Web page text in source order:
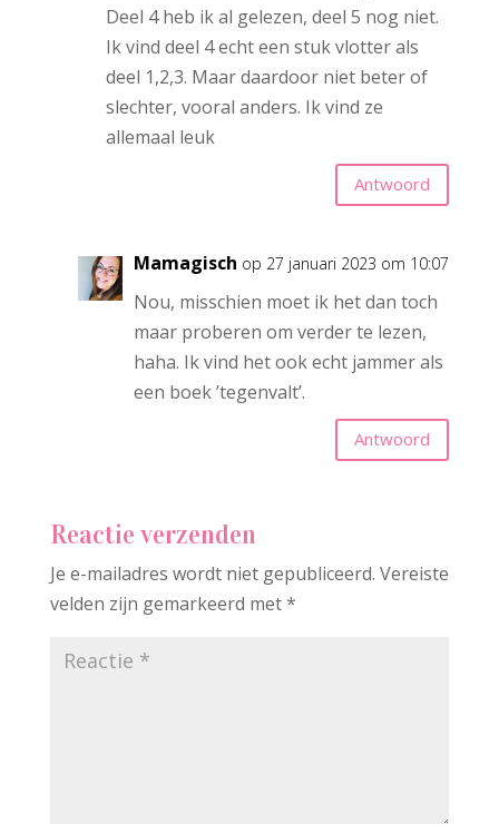
Deel 4 heb ik al gelezen, deel 5 nog niet.
Ik vind deel 4 echt een stuk vlotter als
deel 1,2,3. Maar daardoor niet beter of
slechter, vooral anders. Ik vind ze
allemaal leuk
Antwoord
Mamagisch op 27 januari 2023 om 10:07
Nou, misschien moet ik het dan toch
maar proberen om verder te lezen,
haha. Ik vind het ook echt jammer als
een boek ’tegenvalt’.
Antwoord
Reactie verzenden
Je e-mailadres wordt niet gepubliceerd. Vereiste
velden zijn gemarkeerd met*